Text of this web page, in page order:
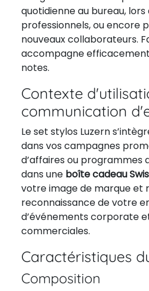
quotidienne au bureau, lors
professionnels, ou encore
nouveaux collaborateurs.
accompagne
notes.
Contexte
communication
Le set stylos Luzern
dans vos campagnes
d’affaires ou programmes
dans une boîte cadeau
votre image de marque et
reconnaissance de votre
d’événements corporate
commerciales.
Caractéristiques
Composition